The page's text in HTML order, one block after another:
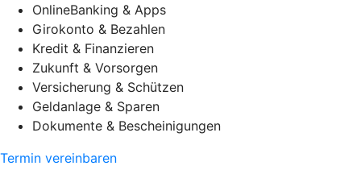
OnlineBanking & Apps
Girokonto & Bezahlen
Kredit & Finanzieren
Zukunft & Vorsorgen
Versicherung & Schützen
Geldanlage & Sparen
Dokumente & Bescheinigungen
Termin vereinbaren